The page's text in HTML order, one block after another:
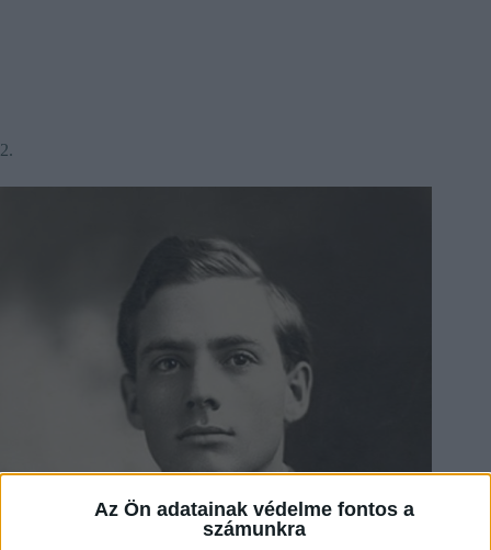
Az Ön adatainak védelme fontos a
számunkra
2.